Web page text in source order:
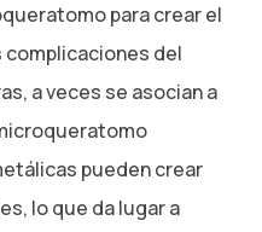
para crear el
complicaciones del
a veces se asocian a
pueden crear
lo que da lugar a